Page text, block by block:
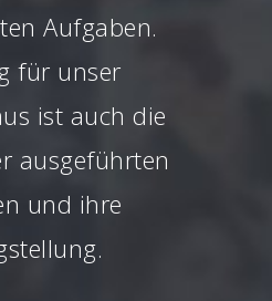
Aufgaben.
für unser
ist auch die
ausgeführten
und ihre